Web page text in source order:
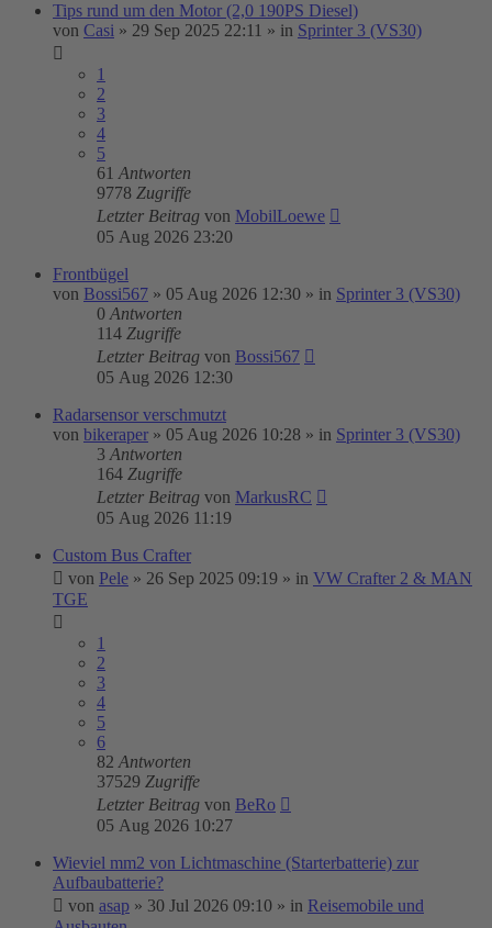
Tips rund um den Motor (2,0 190PS Diesel)
von Casi » 29 Sep 2025 22:11 » in Sprinter 3 (VS30)
1
2
3
4
5
61 Antworten
9778 Zugriffe
Letzter Beitrag von MobilLoewe
05 Aug 2026 23:20
Frontbügel
von Bossi567 » 05 Aug 2026 12:30 » in Sprinter 3 (VS30)
0 Antworten
114 Zugriffe
Letzter Beitrag von Bossi567
05 Aug 2026 12:30
Radarsensor verschmutzt
von bikeraper » 05 Aug 2026 10:28 » in Sprinter 3 (VS30)
3 Antworten
164 Zugriffe
Letzter Beitrag von MarkusRC
05 Aug 2026 11:19
Custom Bus Crafter
von Pele » 26 Sep 2025 09:19 » in VW Crafter 2 & MAN
TGE
1
2
3
4
5
6
82 Antworten
37529 Zugriffe
Letzter Beitrag von BeRo
05 Aug 2026 10:27
Wieviel mm2 von Lichtmaschine (Starterbatterie) zur
Aufbaubatterie?
von asap » 30 Jul 2026 09:10 » in Reisemobile und